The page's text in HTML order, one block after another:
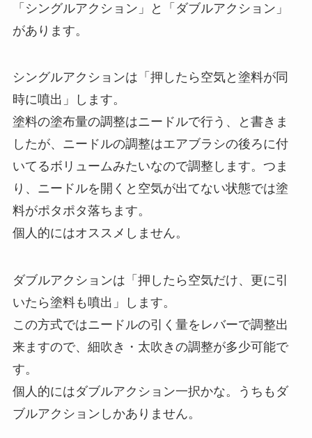
「シングルアクション」と「ダブルアクション」
があります。
シングルアクションは「押したら空気と塗料が同
時に噴出」します。
塗料の塗布量の調整はニードルで行う、と書きま
したが、ニードルの調整はエアブラシの後ろに付
いてるボリュームみたいなので調整します。つま
り、ニードルを開くと空気が出てない状態では塗
料がポタポタ落ちます。
個人的にはオススメしません。
ダブルアクションは「押したら空気だけ、更に引
いたら塗料も噴出」します。
この方式ではニードルの引く量をレバーで調整出
来ますので、細吹き・太吹きの調整が多少可能で
す。
個人的にはダブルアクション一択かな。うちもダ
ブルアクションしかありません。